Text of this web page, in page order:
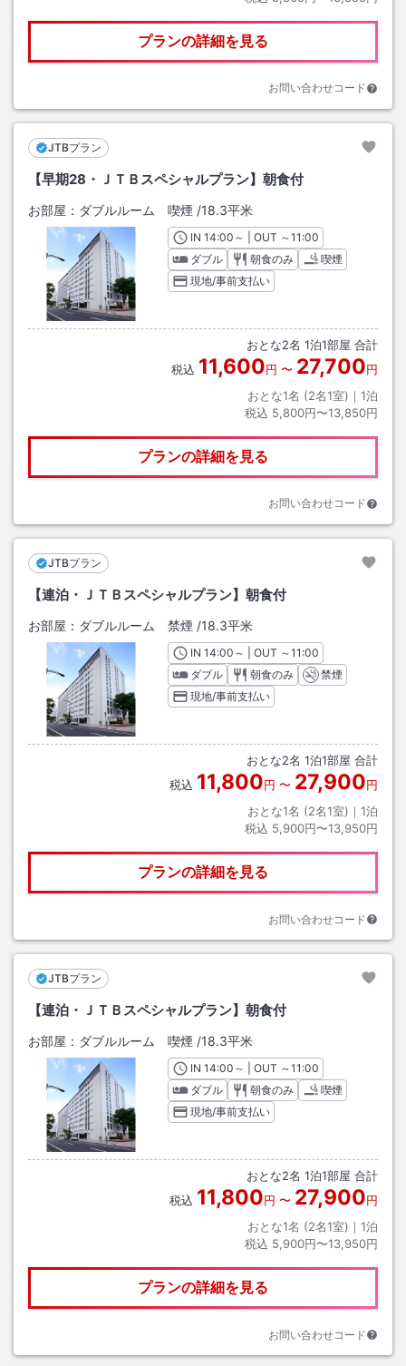
プランの詳細を見る
お問い合わせコード
JTBプラン
【早期28・ＪＴＢスペシャルプラン】朝食付
お部屋： ダブルルーム 喫煙 /18.3平米
INチェックイン
14:00 ～ | OUT チェックアウト
～11:00
ダブル
朝食のみ
喫煙
現地/事前支払い
おとな2名 1泊1部屋 合計
税込 11,600円 〜 27,700円
おとな1名 (2名1室)｜ 1泊
税込 5,800円〜13,850円
プランの詳細を見る
お問い合わせコード
JTBプラン
【連泊・ＪＴＢスペシャルプラン】朝食付
お部屋： ダブルルーム 禁煙 /18.3平米
INチェックイン
14:00 ～ | OUT チェックアウト
～11:00
ダブル
朝食のみ
禁煙
現地/事前支払い
おとな2名 1泊1部屋 合計
税込 11,800円 〜 27,900円
おとな1名 (2名1室)｜ 1泊
税込 5,900円〜13,950円
プランの詳細を見る
お問い合わせコード
JTBプラン
【連泊・ＪＴＢスペシャルプラン】朝食付
お部屋： ダブルルーム 喫煙 /18.3平米
INチェックイン
14:00 ～ | OUT チェックアウト
～11:00
ダブル
朝食のみ
喫煙
現地/事前支払い
おとな2名 1泊1部屋 合計
税込 11,800円 〜 27,900円
おとな1名 (2名1室)｜ 1泊
税込 5,900円〜13,950円
プランの詳細を見る
お問い合わせコード